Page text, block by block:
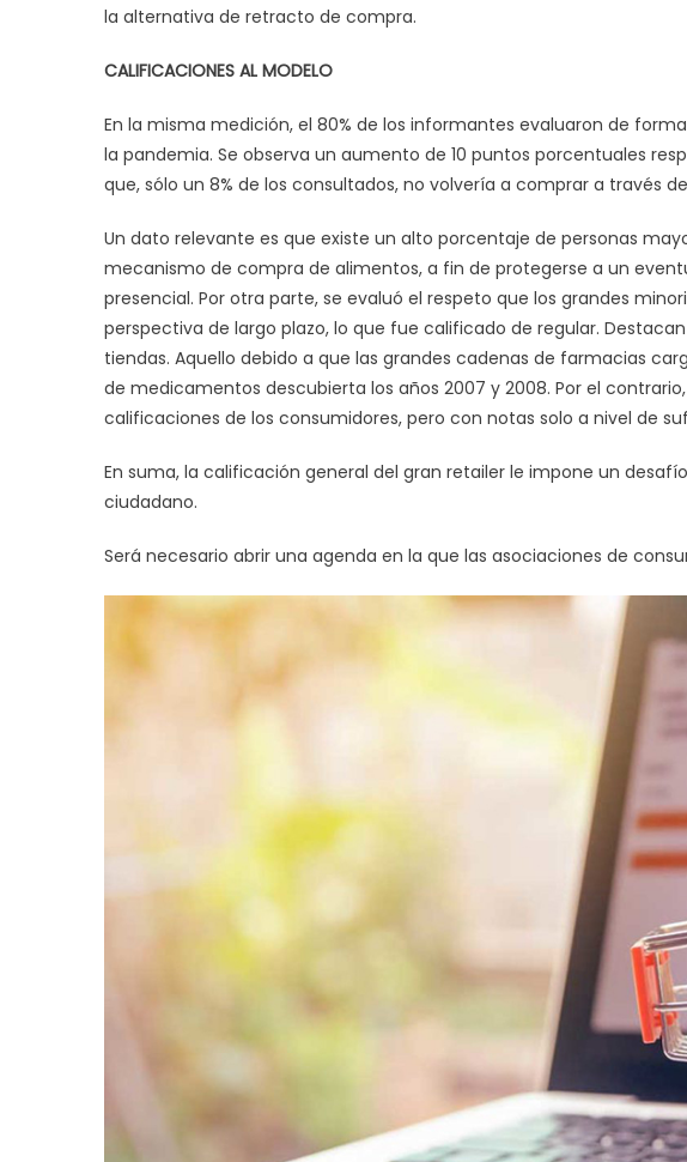
la alternativa de retracto de compra.
CALIFICACIONES AL MODELO
En la misma medición, el 80% de los informantes evaluaron de
la pandemia. Se observa un aumento de 10 puntos porcentuales
que, sólo un 8% de los consultados, no volvería a comprar a través
Un dato relevante es que existe un alto porcentaje de personas
mecanismo de compra de alimentos, a fin de protegerse a un
presencial. Por otra parte, se evaluó el respeto que los grandes
perspectiva de largo plazo, lo que fue calificado de regular.
tiendas. Aquello debido a que las grandes cadenas de farmacias
de medicamentos descubierta los años 2007 y 2008. Por el
calificaciones de los consumidores, pero con notas solo a nivel de
En suma, la calificación general del gran retailer le impone un
ciudadano.
Será necesario abrir una agenda en la que las asociaciones de